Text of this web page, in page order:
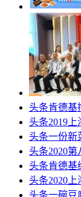
头条肯德基
头条2019上
头条一份新
头条2020
头条肯德基
头条2020